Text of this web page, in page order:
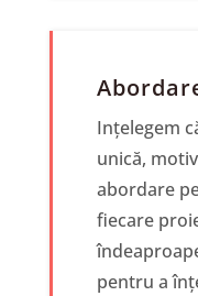
Ințelegem
unică,
abordare
fiecare
pentru a